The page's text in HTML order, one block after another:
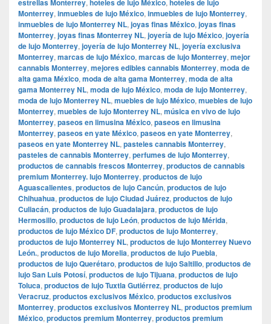
estrellas Monterrey hoteles de lujo México hoteles de lujo
Monterrey, inmuebles de lujo México, inmuebles de lujo Monterrey,
inmuebles de lujo Monterrey NL, joyas finas México, joyas finas
Monterrey, joyas finas Monterrey NL, joyería de lujo México, joyería
de lujo Monterrey, joyería de lujo Monterrey NL, joyería exclusiva
Monterrey, marcas de lujo México, marcas de lujo Monterrey, mejor
cannabis Monterrey, mejores edibles cannabis Monterrey, moda de
alta gama México, moda de alta gama Monterrey, moda de alta
gama Monterrey NL, moda de lujo México, moda de lujo Monterrey,
moda de lujo Monterrey NL, muebles de lujo México, muebles de lujo
Monterrey, muebles de lujo Monterrey NL, música en vivo de lujo
Monterrey, paseos en limusina México, paseos en limusina
Monterrey, paseos en yate México, paseos en yate Monterrey,
paseos en yate Monterrey NL, pasteles cannabis Monterrey,
pasteles de cannabis Monterrey, perfumes de lujo Monterrey,
productos de cannabis frescos Monterrey, productos de cannabis
premium Monterrey. lujo Monterrey, productos de lujo
Aguascalientes, productos de lujo Cancún, productos de lujo
Chihuahua, productos de lujo Ciudad Juárez, productos de lujo
Culiacán, productos de lujo Guadalajara, productos de lujo
Hermosillo, productos de lujo León, productos de lujo Mérida,
productos de lujo México DF, productos de lujo Monterrey,
productos de lujo Monterrey NL, productos de lujo Monterrey Nuevo
León., productos de lujo Morelia, productos de lujo Puebla,
productos de lujo Querétaro, productos de lujo Saltillo, productos de
lujo San Luis Potosí, productos de lujo Tijuana, productos de lujo
Toluca, productos de lujo Tuxtla Gutiérrez, productos de lujo
Veracruz, productos exclusivos México, productos exclusivos
Monterrey, productos exclusivos Monterrey NL, productos premium
México, productos premium Monterrey, productos premium